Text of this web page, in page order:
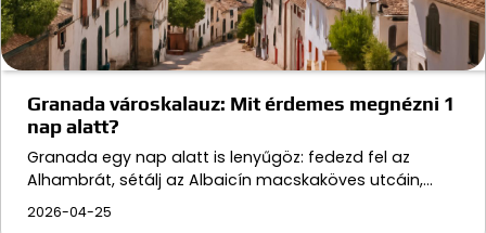
Granada városkalauz: Mit érdemes megnézni 1
nap alatt?
Granada egy nap alatt is lenyűgöz: fedezd fel az
Alhambrát, sétálj az Albaicín macskaköves utcáin,…
2026-04-25